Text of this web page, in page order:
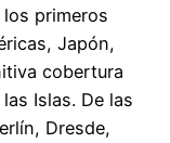
los primeros
Japón,
cobertura
Islas. De las
Dresde,